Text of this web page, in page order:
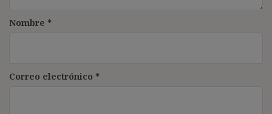
Nombre *
Correo electrónico *